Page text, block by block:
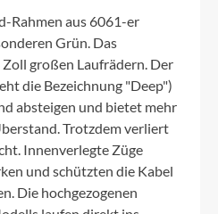
Rahmen aus 6061-er
Grün. Das
großen Laufrädern. Der
die Bezeichnung "Deep")
absteigen und bietet mehr
Trotzdem verliert
Innenverlegte Züge
und schützten die Kabel
Die hochgezogenen